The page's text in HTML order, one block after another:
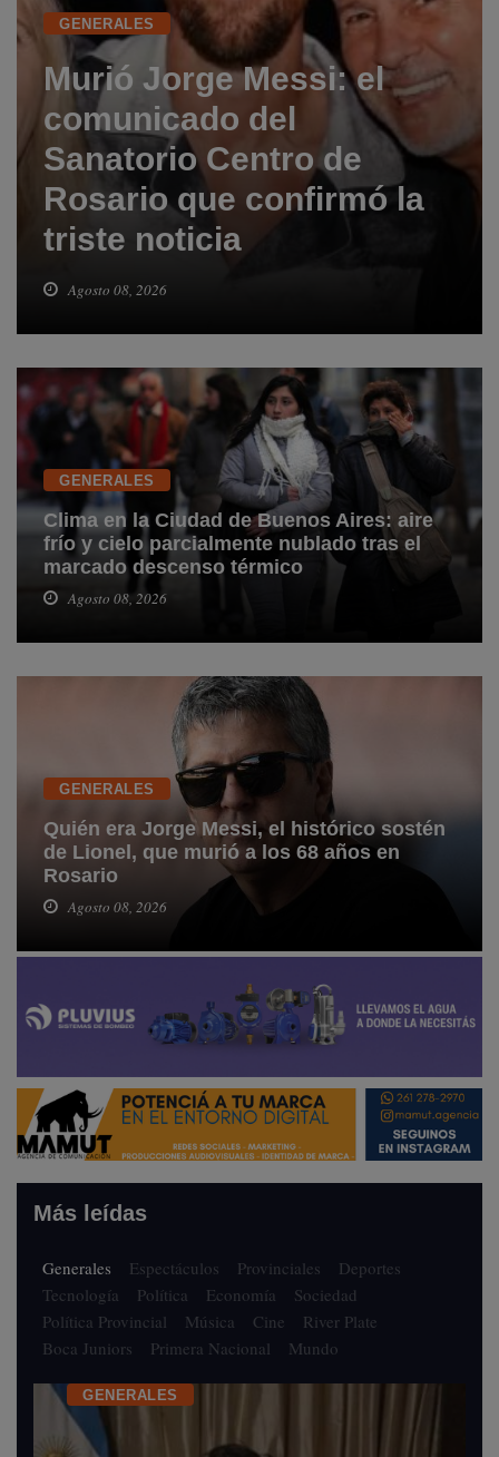
GENERALES
Murió Jorge Messi: el
comunicado del
Sanatorio Centro de
Rosario que confirmó la
triste noticia
Agosto 08, 2026
GENERALES
Clima en la Ciudad de Buenos Aires: aire
frío y cielo parcialmente nublado tras el
marcado descenso térmico
Agosto 08, 2026
GENERALES
Quién era Jorge Messi, el histórico sostén
de Lionel, que murió a los 68 años en
Rosario
Agosto 08, 2026
Más leídas
Generales Espectáculos Provinciales
Deportes
Tecnologí­a
Política Economía
Sociedad
Política Provincial
Música Cine
River Plate
Boca Juniors
Primera Nacional Mundo
GENERALES